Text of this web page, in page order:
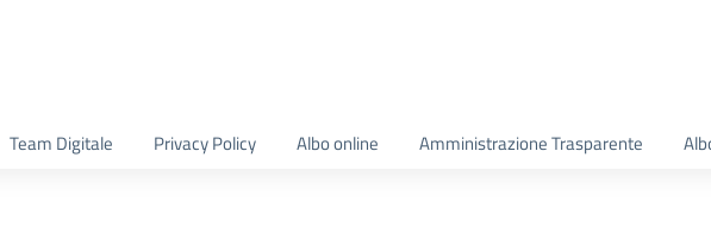
Team Digitale Privacy Policy Albo online Amministrazione Trasparente